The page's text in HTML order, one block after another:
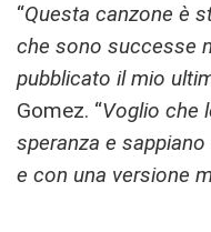
“Questa canzone è
che sono successe
pubblicato il mio
Gomez. “Voglio che
speranza e
e con una versione